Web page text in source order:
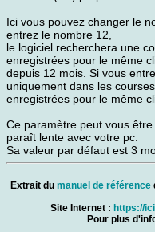
Ici vous pouvez changer le
entrez le nombre 12,
le logiciel recherchera une
enregistrées pour le même
depuis 12 mois. Si vous
uniquement dans les courses
enregistrées pour le même
Ce paramètre peut vous
paraît lente avec votre pc.
Sa valeur par défaut est 3
Extrait du manuel de référence
Site Internet : https://
Pour plus